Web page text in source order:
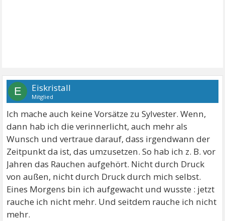
E Eiskristall
Mitglied
Ich mache auch keine Vorsätze zu Sylvester. Wenn,
dann hab ich die verinnerlicht, auch mehr als
Wunsch und vertraue darauf, dass irgendwann der
Zeitpunkt da ist, das umzusetzen. So hab ich z. B. vor
Jahren das Rauchen aufgehört. Nicht durch Druck
von außen, nicht durch Druck durch mich selbst.
Eines Morgens bin ich aufgewacht und wusste : jetzt
rauche ich nicht mehr. Und seitdem rauche ich nicht
mehr.